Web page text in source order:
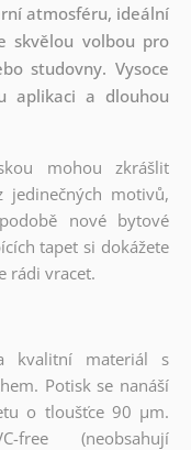
atmosféru, ideální
skvělou volbou pro
studovny. Vysoce
aplikaci a dlouhou
mohou zkrášlit
motivů,
nové bytové
tapet si dokážete
rádi vracet.
kvalitní materiál s
Potisk se nanáší
o tloušťce 90 µm.
free (neobsahují